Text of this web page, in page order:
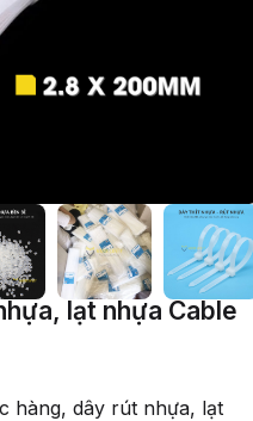
lạt nhựa Cable
hàng, dây rút nhựa, lạt